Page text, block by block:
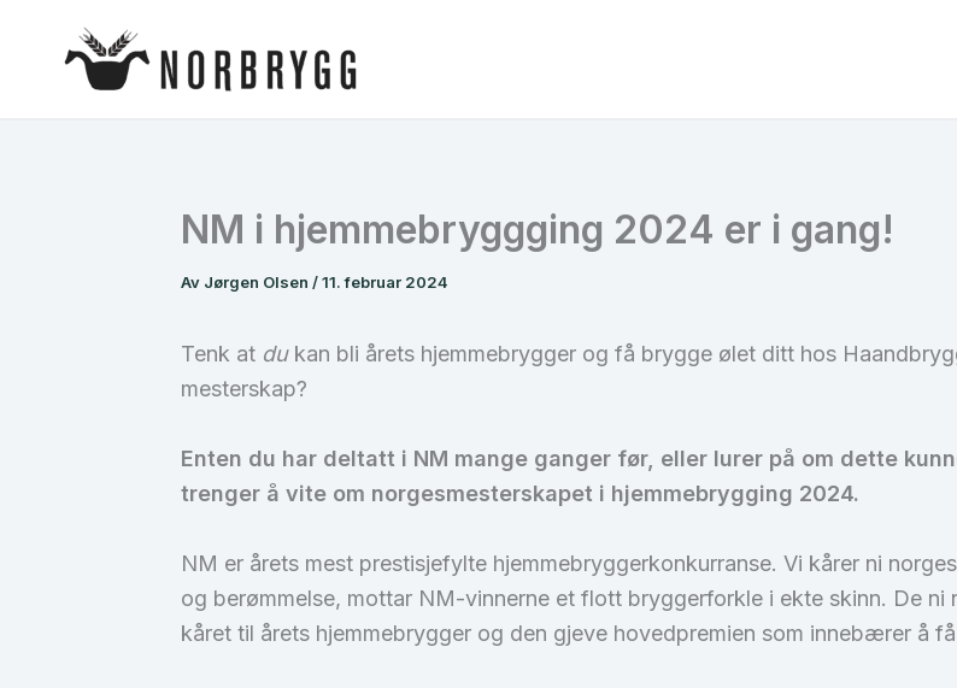
NM i hjemmebryggging 2024 er i gang!
Av Jørgen Olsen /11. februar 2024
Tenk at du kan bli årets hjemmebrygger og få brygge ølet ditt hos
mesterskap?
Enten du har deltatt i NM mange ganger før, eller lurer på om dette
trenger å vite om norgesmesterskapet i hjemmebrygging 2024.
NM er årets mest prestisjefylte hjemmebryggerkonkurranse. Vi kårer ni
og berømmelse, mottar NM-vinnerne et flott bryggerforkle i ekte skinn. De ni
kåret til årets hjemmebrygger og den gjeve hovedpremien som innebærer å